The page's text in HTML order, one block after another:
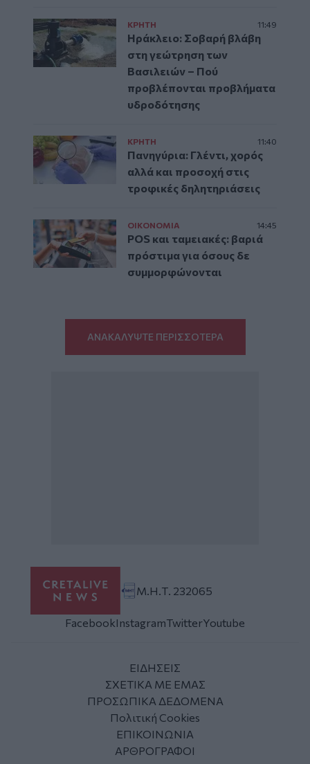
ΚΡΗΤΗ 11:49
Ηράκλειο: Σοβαρή βλάβη
στη γεώτρηση των
Βασιλειών – Πού
προβλέπονται προβλήματα
υδροδότησης
ΚΡΗΤΗ 11:40
Πανηγύρια: Γλέντι, χορός
αλλά και προσοχή στις
τροφικές δηλητηριάσεις
ΟΙΚΟΝΟΜΙΑ 14:45
POS και ταμειακές: βαριά
πρόστιμα για όσους δε
συμμορφώνονται
ΑΝΑΚΑΛΥΨΤΕ ΠΕΡΙΣΣΟΤΕΡΑ
Μ.Η.Τ. 232065
FacebookInstagramTwitterYoutube
ΕΙΔΗΣΕΙΣ
ΣΧΕΤΙΚΑ ΜΕ ΕΜΑΣ
ΠΡΟΣΩΠΙΚΑ ΔΕΔΟΜΕΝΑ
Πολιτική Cookies
ΕΠΙΚΟΙΝΩΝΙΑ
ΑΡΘΡΟΓΡΑΦΟΙ